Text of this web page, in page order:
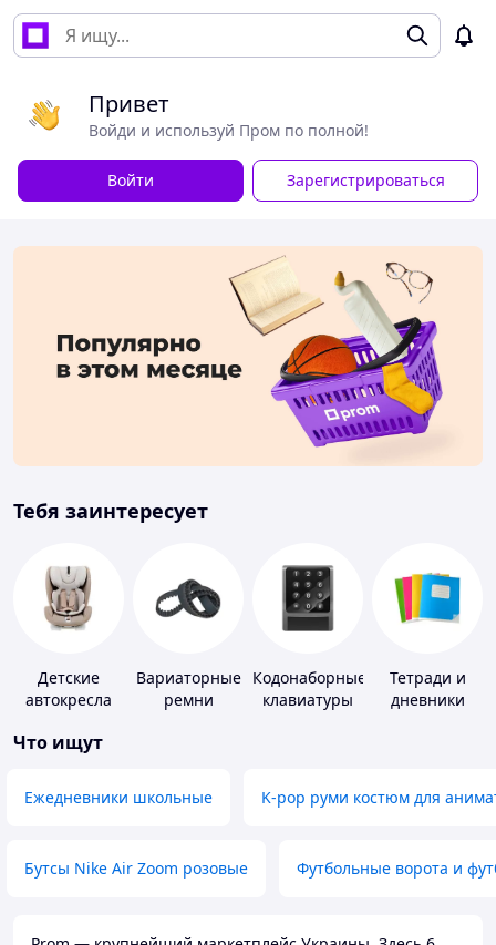
Привет
Войди и используй Пром по полной!
Войти Зарегистрироваться
Тебя заинтересует
Детские
автокресла
Вариаторные
ремни
Кодонаборные
клавиатуры
Тетради и
дневники
Что ищут
Ежедневники школьные K-pop руми костюм для
Бутсы Nike Air Zoom розовые Футбольные ворота и